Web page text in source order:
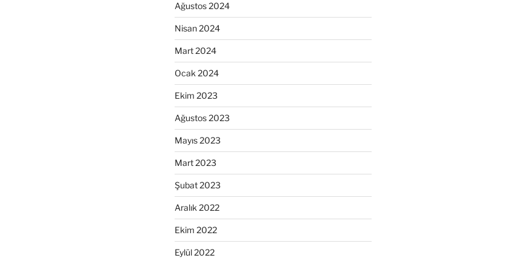
Ağustos 2024
Nisan 2024
Mart 2024
Ocak 2024
Ekim 2023
Ağustos 2023
Mayıs 2023
Mart 2023
Şubat 2023
Aralık 2022
Ekim 2022
Eylül 2022